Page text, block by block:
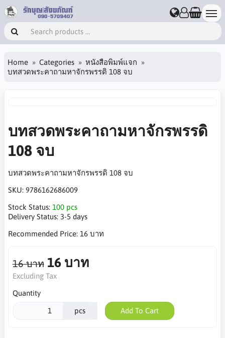
Home Categories
หนังสือพิมพ์แจก
บทสวดพระคาถามหาจักรพรรดิ 108 จบ
บทสวดพระคาถามหาจักรพรรดิ
108 จบ
บทสวดพระคาถามหาจักรพรรดิ 108 จบ
SKU: 9786162686009
Stock Status: 100 pcs
Delivery Status: 3-5 days
Recommended Price: 16 บาท
16 บาท 16 บาท
Excluding Tax
Quantity
pcs Add To Cart